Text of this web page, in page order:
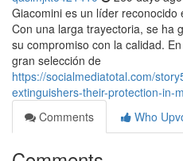
Giacomini es un líder
Con una larga trayectoria, se ha
su compromiso con la calidad.
gran selección de
https://socialmediatotal.com/
extinguishers-their-protection-in-
Comments
Who